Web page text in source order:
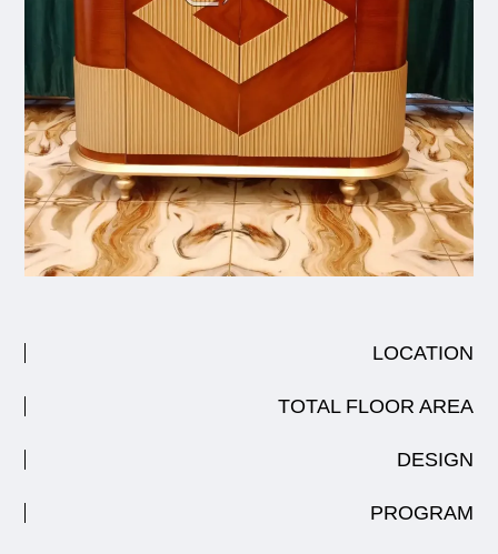
LOCATION
TOTAL FLOOR AREA
DESIGN
PROGRAM